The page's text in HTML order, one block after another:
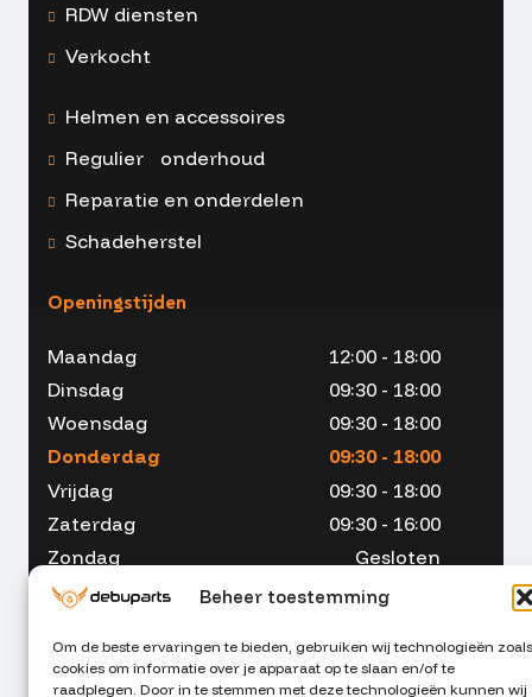
Beheer toestemming
Om de beste ervaringen te bieden, gebruiken wij technologieën zoals
cookies om informatie over je apparaat op te slaan en/of te
raadplegen. Door in te stemmen met deze technologieën kunnen wij
RDW diensten
Verkocht
Helmen en accessoires
Regulier onderhoud
Reparatie en onderdelen
Schadeherstel
Openingstijden
Maandag
12:00 - 18:00
Dinsdag
09:30 - 18:00
Woensdag
09:30 - 18:00
Donderdag
09:30 - 18:00
Vrijdag
09:30 - 18:00
Zaterdag
09:30 - 16:00
Zondag
Gesloten
053 - 234 00 90